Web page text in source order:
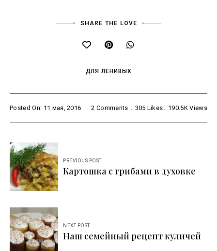
SHARE THE LOVE
ДЛЯ ЛЕНИВЫХ
Posted On: 11 мая, 2016 2 Comments 305 Likes 190.5K Views
Навигация
по
записям
PREVIOUS POST
Картошка с грибами в духовке
NEXT POST
Наш семейный рецепт куличей